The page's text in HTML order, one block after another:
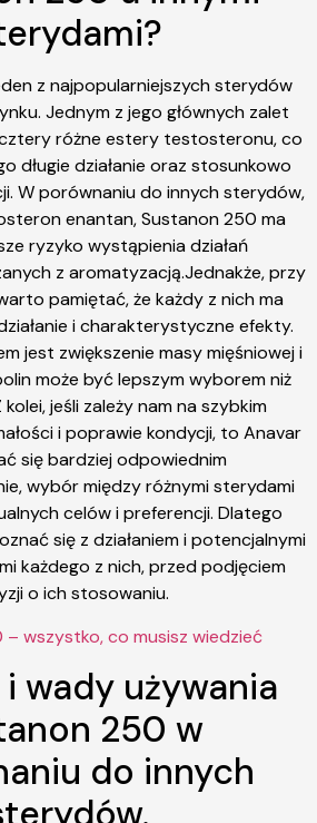
z najpopularniejszych sterydów
Jednym z jego głównych zalet
różne estery testosteronu, co
długie działanie oraz stosunkowo
W porównaniu do innych sterydów,
enantan, Sustanon 250 ma
ryzyko wystąpienia działań
z aromatyzacją.Jednakże, przy
pamiętać, że każdy z nich ma
i charakterystyczne efekty.
jest zwiększenie masy mięśniowej i
może być lepszym wyborem niż
jeśli zależy nam na szybkim
i poprawie kondycji, to Anavar
się bardziej odpowiednim
wybór między różnymi sterydami
celów i preferencji. Dlatego
się z działaniem i potencjalnymi
każdego z nich, przed podjęciem
o ich stosowaniu.
– wszystko, co musisz wiedzieć
wady używania
250 w
do innych